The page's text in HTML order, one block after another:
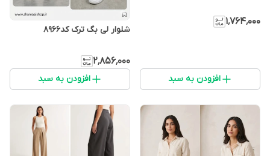
۱٬۷۶۴٬۰۰۰
افزودن به سبد
شلوار لی بگ ترک کد۸۹۶۶
۲٬۸۵۶٬۰۰۰
افزودن به سبد